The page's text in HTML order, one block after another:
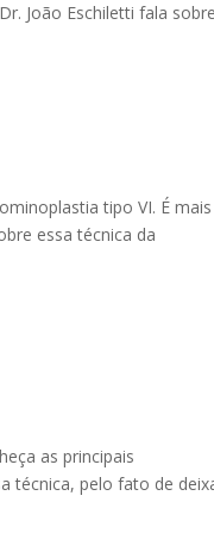
João Eschiletti fala
tipo VI. É
essa técnica da
as principais
técnica, pelo fato de